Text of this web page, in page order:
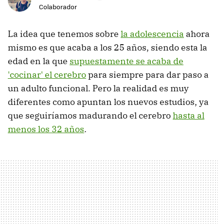
Colaborador
La idea que tenemos sobre la adolescencia ahora
mismo es que acaba a los 25 años, siendo esta la
edad en la que supuestamente se acaba de
'cocinar' el cerebropara siempre para dar paso a
un adulto funcional. Pero la realidad es muy
diferentes como apuntan los nuevos estudios, ya
que seguiríamos madurando el cerebrohasta al
menos los 32 años.